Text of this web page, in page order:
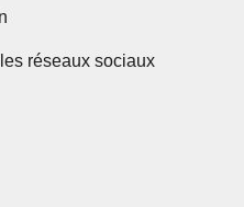
réseaux sociaux